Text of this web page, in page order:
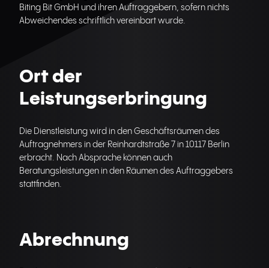
Biting Bit GmbH und ihren Auftraggebern, sofern nichts
Abweichendes schriftlich vereinbart wurde.
Ort der
Leistungserbringung
Die Dienstleistung wird in den Geschäftsräumen des
Auftragnehmers in der Reinhardtstraße 7 in 10117 Berlin
erbracht. Nach Absprache können auch
Beratungsleistungen in den Räumen des Auftraggebers
stattfinden.
Abrechnung